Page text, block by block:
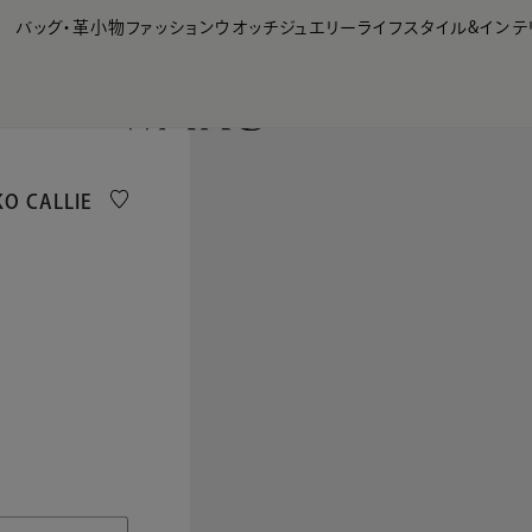
バッグ・革小物 ファッションウオッチジュエリー ライフスタイル&インテ
CALLIE